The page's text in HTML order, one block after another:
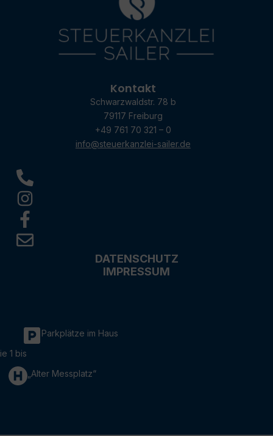
Kontakt
Schwarzwaldstr. 78 b
79117 Freiburg
+49 761 70 321 – 0
info@steuerkanzlei-sailer.de
DATENSCHUTZ
IMPRESSUM
Parkplätze im Haus
1 bis
„Alter Messplatz“